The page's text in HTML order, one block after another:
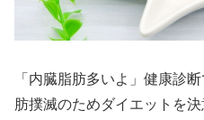
「内臓脂肪多いよ」健康診
肪撲滅のためダイエットを